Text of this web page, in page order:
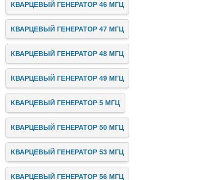
КВАРЦЕВЫЙ ГЕНЕРАТОР 46 МГЦ
КВАРЦЕВЫЙ ГЕНЕРАТОР 47 МГЦ
КВАРЦЕВЫЙ ГЕНЕРАТОР 48 МГЦ
КВАРЦЕВЫЙ ГЕНЕРАТОР 49 МГЦ
КВАРЦЕВЫЙ ГЕНЕРАТОР 5 МГЦ
КВАРЦЕВЫЙ ГЕНЕРАТОР 50 МГЦ
КВАРЦЕВЫЙ ГЕНЕРАТОР 53 МГЦ
КВАРЦЕВЫЙ ГЕНЕРАТОР 56 МГЦ